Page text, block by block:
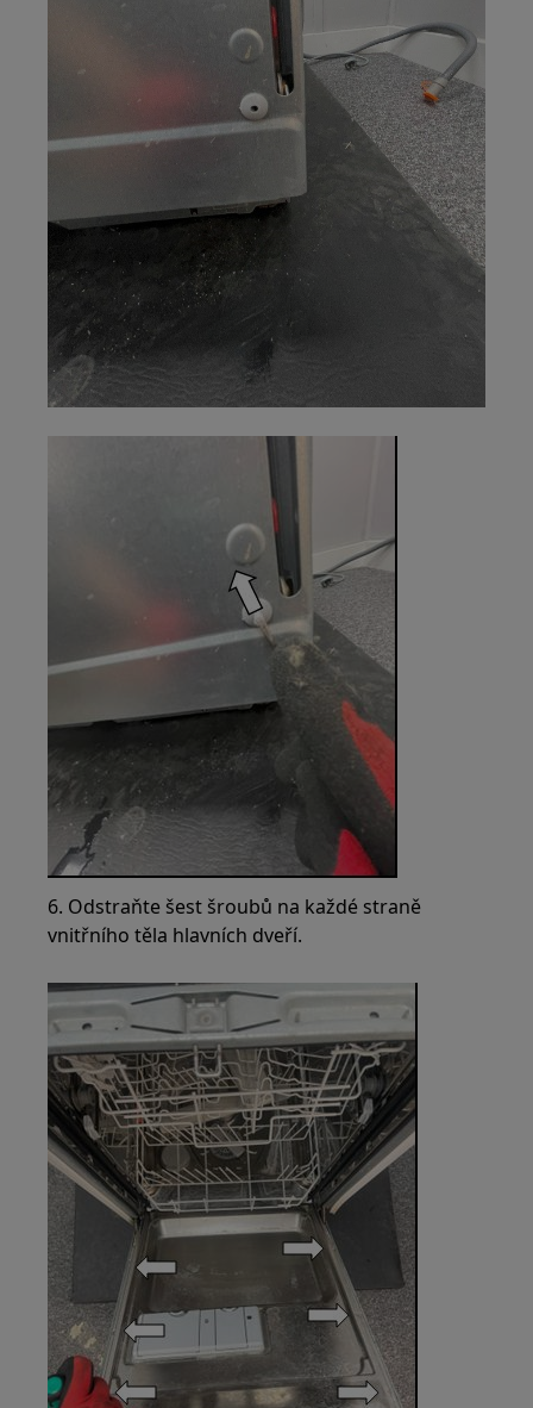
6. Odstraňte šest šroubů na každé straně
vnitřního těla hlavních dveří.